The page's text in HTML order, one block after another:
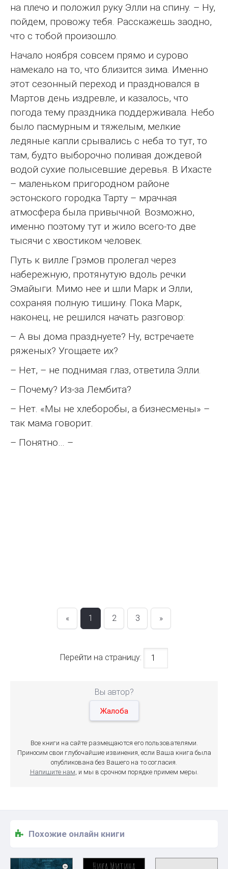
на плечо и положил руку Элли на спину. – Ну,
пойдем, провожу тебя. Расскажешь заодно,
что с тобой произошло.
Начало ноября совсем прямо и сурово
намекало на то, что близится зима. Именно
этот сезонный переход и праздновался в
Мартов день издревле, и казалось, что
погода тему праздника поддерживала. Небо
было пасмурным и тяжелым, мелкие
ледяные капли срывались с неба то тут, то
там, будто выборочно поливая дождевой
водой сухие полысевшие деревья. В Ихасте
– маленьком пригородном районе
эстонского городка Тарту – мрачная
атмосфера была привычной. Возможно,
именно поэтому тут и жило всего-то две
тысячи с хвостиком человек.
Путь к вилле Грэмов пролегал через
набережную, протянутую вдоль речки
Эмайыги. Мимо нее и шли Марк и Элли,
сохраняя полную тишину. Пока Марк,
наконец, не решился начать разговор:
– А вы дома празднуете? Ну, встречаете
ряженых? Угощаете их?
– Нет, – не поднимая глаз, ответила Элли.
– Почему? Из-за Лембита?
– Нет. «Мы не хлеборобы, а бизнесмены» –
так мама говорит.
– Понятно… –
« 1 2 3 »
Перейти на страницу:
Вы автор?
Жалоба
Все книги на сайте размещаются его пользователями.
Приносим свои глубочайшие извинения, если Ваша книга была
опубликована без Вашего на то согласия.
Напишите нам, и мы в срочном порядке примем меры.
Похожие онлайн книги